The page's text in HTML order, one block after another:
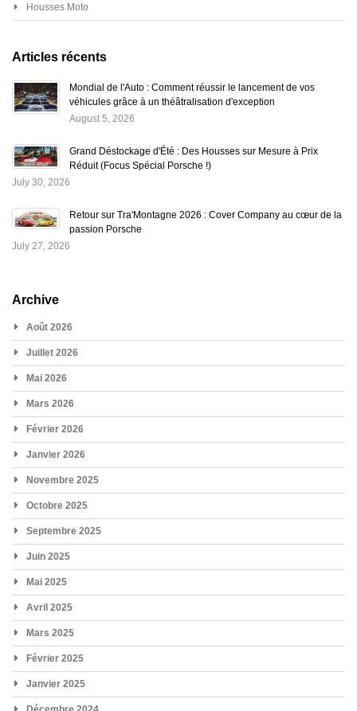
Housses Moto
Articles récents
Mondial de l'Auto : Comment réussir le lancement de vos
véhicules grâce à un théâtralisation d'exception
August 5, 2026
Grand Déstockage d'Été : Des Housses sur Mesure à Prix
Réduit (Focus Spécial Porsche !)
July 30, 2026
Retour sur Tra'Montagne 2026 : Cover Company au cœur de la
passion Porsche
July 27, 2026
Archive
Août 2026
Juillet 2026
Mai 2026
Mars 2026
Février 2026
Janvier 2026
Novembre 2025
Octobre 2025
Septembre 2025
Juin 2025
Mai 2025
Avril 2025
Mars 2025
Février 2025
Janvier 2025